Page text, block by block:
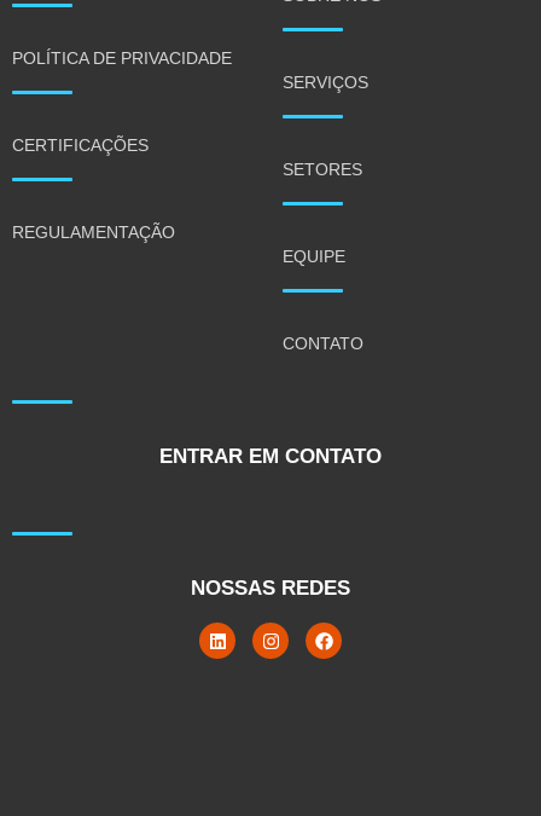
POLÍTICA DE PRIVACIDADE
CERTIFICAÇÕES
REGULAMENTAÇÃO
SERVIÇOS
SETORES
EQUIPE
CONTATO
ENTRAR EM CONTATO
NOSSAS REDES